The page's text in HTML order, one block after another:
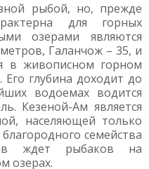
рыбой, но, прежде
для горных
озерами являются
Галанчож – 35, и
в живописном горном
глубина доходит до
водоемах водится
Кезеной-Ам является
населяющей только
семейства
ждет рыбаков на
озерах.